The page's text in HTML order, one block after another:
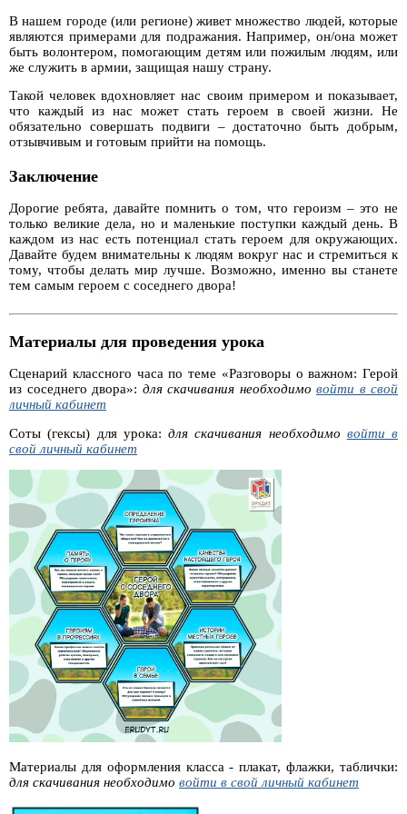
В нашем городе (или регионе) живет множество людей, которые
являются примерами для подражания. Например, он/она может
быть волонтером, помогающим детям или пожилым людям, или
же служить в армии, защищая нашу страну.
Такой человек вдохновляет нас своим примером и показывает,
что каждый из нас может стать героем в своей жизни. Не
обязательно совершать подвиги – достаточно быть добрым,
отзывчивым и готовым прийти на помощь.
Заключение
Дорогие ребята, давайте помнить о том, что героизм – это не
только великие дела, но и маленькие поступки каждый день. В
каждом из нас есть потенциал стать героем для окружающих.
Давайте будем внимательны к людям вокруг нас и стремиться к
тому, чтобы делать мир лучше. Возможно, именно вы станете
тем самым героем с соседнего двора!
Материалы для проведения урока
Сценарий классного часа по теме «Разговоры о важном: Герой
из соседнего двора»: для скачивания необходимо войти в свой
личный кабинет
Соты (гексы) для урока: для скачивания необходимо войти в
свой личный кабинет
Материалы для оформления класса - плакат, флажки, таблички:
для скачивания необходимо войти в свой личный кабинет